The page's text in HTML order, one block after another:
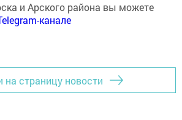
и Арского района вы можете
канале
на страницу новости